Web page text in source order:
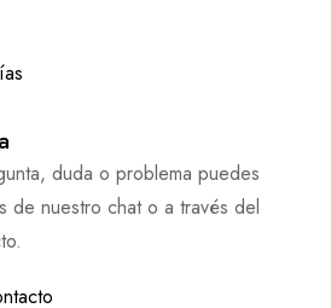
duda o problema puedes
de nuestro chat o a través del